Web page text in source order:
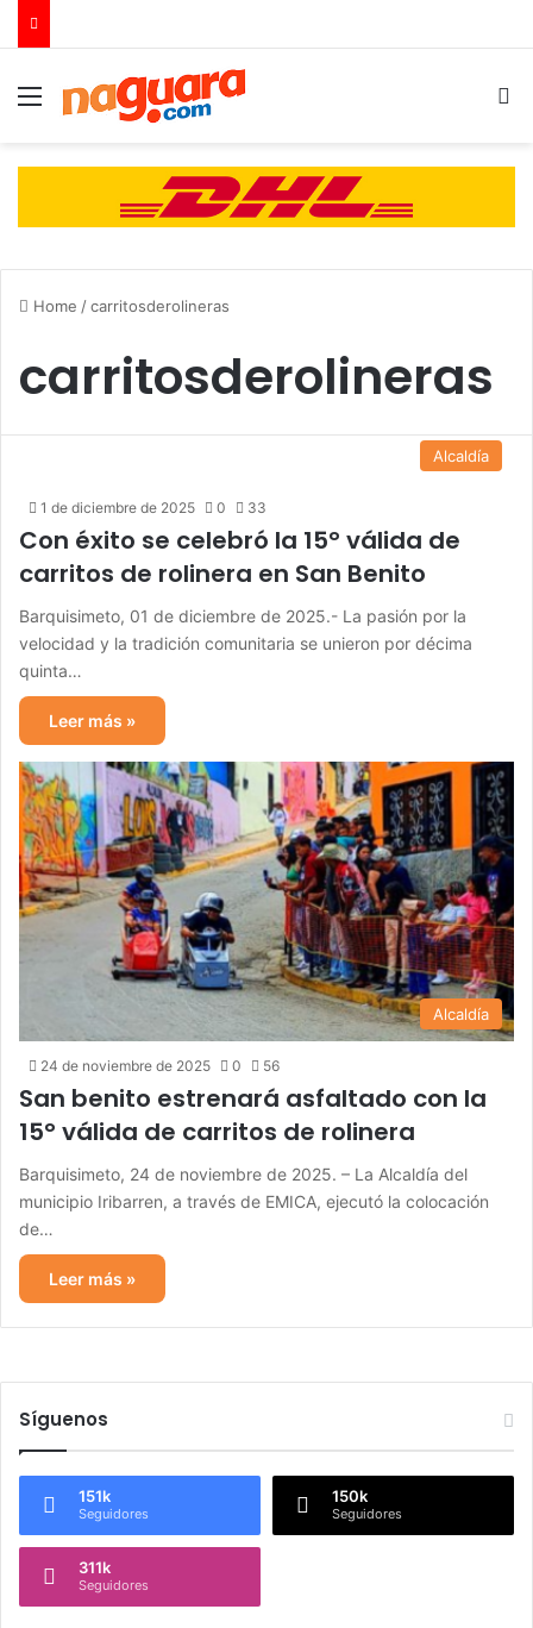
Menu
Home /carritosderolineras
carritosderolineras
Alcaldía
1 de diciembre de 2025 0 33
Con éxito se celebró la 15° válida de
carritos de rolinera en San Benito
Barquisimeto, 01 de diciembre de 2025.- La pasión por la
velocidad y la tradición comunitaria se unieron por décima
quinta…
Leer más »
Alcaldía
24 de noviembre de 2025 0 56
San benito estrenará asfaltado con la
15° válida de carritos de rolinera
Barquisimeto, 24 de noviembre de 2025. – La Alcaldía del
municipio Iribarren, a través de EMICA, ejecutó la colocación
de…
Leer más »
Síguenos
151k
Seguidores
150k
Seguidores
311k
Seguidores